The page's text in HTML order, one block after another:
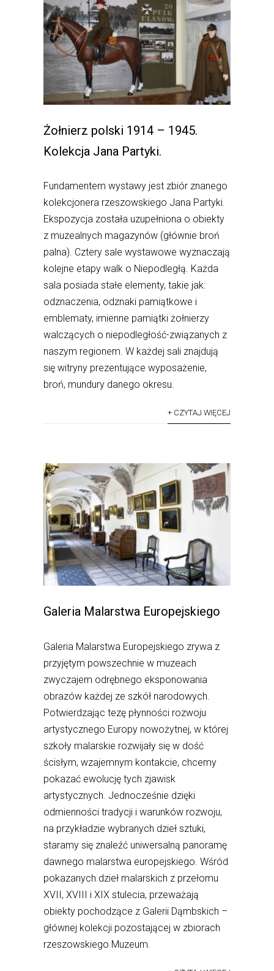
Żołnierz polski 1914 – 1945.
Kolekcja Jana Partyki.
Fundamentem wystawy jest zbiór znanego
kolekcjonera rzeszowskiego Jana Partyki.
Ekspozycja została uzupełniona o obiekty
z muzealnych magazynów (głównie broń
palna). Cztery sale wystawowe wyznaczają
kolejne etapy walk o Niepodległą. Każda
sala posiada stałe elementy, takie jak:
odznaczenia, odznaki pamiątkowe i
emblematy, imienne pamiątki żołnierzy
walczących o niepodległość-związanych z
naszym regionem. W każdej sali znajdują
się witryny prezentujące wyposażenie,
broń, mundury danego okresu.
+ CZYTAJ WIĘCEJ
Galeria Malarstwa Europejskiego
Galeria Malarstwa Europejskiego zrywa z
przyjętym powszechnie w muzeach
zwyczajem odrębnego eksponowania
obrazów każdej ze szkół narodowych.
Potwierdzając tezę płynności rozwoju
artystycznego Europy nowożytnej, w której
szkoły malarskie rozwijały się w dość
ścisłym, wzajemnym kontakcie, chcemy
pokazać ewolucję tych zjawisk
artystycznych. Jednocześnie dzięki
odmienności tradycji i warunków rozwoju,
na przykładzie wybranych dzieł sztuki,
staramy się znaleźć uniwersalną panoramę
dawnego malarstwa europejskiego. Wśród
pokazanych dzieł malarskich z przełomu
XVII, XVIII i XIX stulecia, przeważają
obiekty pochodzące z Galerii Dąmbskich –
głównej kolekcji pozostającej w zbiorach
rzeszowskiego Muzeum.